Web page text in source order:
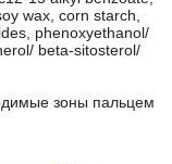
wax, corn starch,
phenoxyethanol/
beta-sitosterol/
зоны пальцем